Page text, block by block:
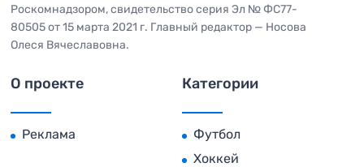
Роскомнадзором, свидетельство серия Эл № ФС77-
80505 от 15 марта 2021 г. Главный редактор — Носова
Олеся Вячеславовна.
О проекте
Реклама
Категории
Футбол
Хоккей